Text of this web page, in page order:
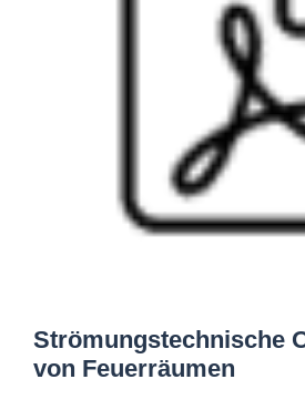
Strömungstechnische
von Feuerräumen